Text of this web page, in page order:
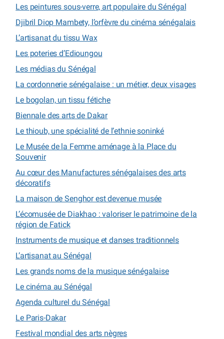
Les peintures sous-verre, art populaire du Sénégal
Djibril Diop Mambety, l’orfèvre du cinéma sénégalais
L’artisanat du tissu Wax
Les poteries d’Edioungou
Les médias du Sénégal
La cordonnerie sénégalaise : un métier, deux visages
Le bogolan, un tissu fétiche
Biennale des arts de Dakar
Le thioub, une spécialité de l’ethnie soninké
Le Musée de la Femme aménage à la Place du
Souvenir
Au cœur des Manufactures sénégalaises des arts
décoratifs
La maison de Senghor est devenue musée
L’écomusée de Diakhao : valoriser le patrimoine de la
région de Fatick
Instruments de musique et danses traditionnels
L’artisanat au Sénégal
Les grands noms de la musique sénégalaise
Le cinéma au Sénégal
Agenda culturel du Sénégal
Le Paris-Dakar
Festival mondial des arts nègres